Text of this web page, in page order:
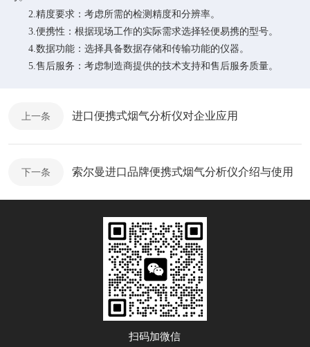
2.精度要求：考虑所需的检测精度和分辨率。
3.便携性：根据现场工作的实际需求选择轻便易携的型号。
4.数据功能：选择具备数据存储和传输功能的仪器。
5.售后服务：考虑制造商提供的技术支持和售后服务质量。
上一条 进口便携式烟气分析仪对企业应用
下一条 索尔曼进口品牌便携式烟气分析仪介绍与使用
扫码加微信